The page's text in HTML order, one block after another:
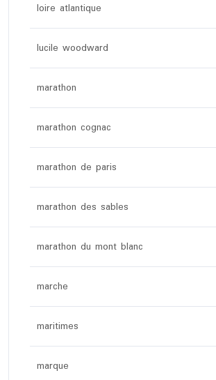
loire atlantique
lucile woodward
marathon
marathon cognac
marathon de paris
marathon des sables
marathon du mont blanc
marche
maritimes
marque